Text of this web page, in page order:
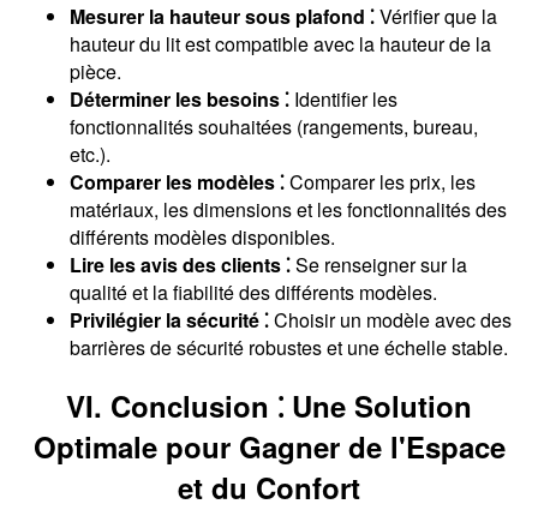
Mesurer la hauteur sous plafond ⁚Vérifier que la
hauteur du lit est compatible avec la hauteur de la
pièce.
Déterminer les besoins ⁚Identifier les
fonctionnalités souhaitées (rangements, bureau,
etc.).
Comparer les modèles ⁚Comparer les prix, les
matériaux, les dimensions et les fonctionnalités des
différents modèles disponibles.
Lire les avis des clients ⁚Se renseigner sur la
qualité et la fiabilité des différents modèles.
Privilégier la sécurité ⁚Choisir un modèle avec des
barrières de sécurité robustes et une échelle stable.
VI. Conclusion ⁚ Une Solution
Optimale pour Gagner de l'Espace
et du Confort